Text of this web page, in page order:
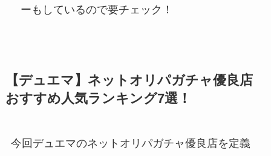
ーもしているので要チェック！
【デュエマ】ネットオリパガチャ優良店
おすすめ人気ランキング7選！
今回デュエマのネットオリパガチャ優良店を定義